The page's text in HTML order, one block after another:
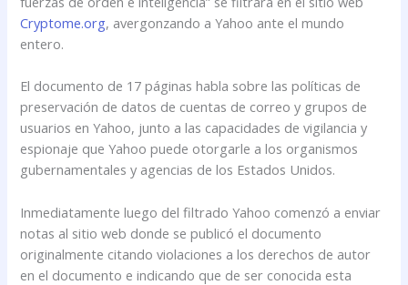
Cryptome.org, avergonzando a Yahoo ante el mundo
entero.
El documento de 17 páginas habla sobre las políticas de
preservación de datos de cuentas de correo y grupos de
usuarios en Yahoo, junto a las capacidades de vigilancia y
espionaje que Yahoo puede otorgarle a los organismos
gubernamentales y agencias de los Estados Unidos.
Inmediatamente luego del filtrado Yahoo comenzó a enviar
notas al sitio web donde se publicó el documento
originalmente citando violaciones a los derechos de autor
en el documento e indicando que de ser conocida esta